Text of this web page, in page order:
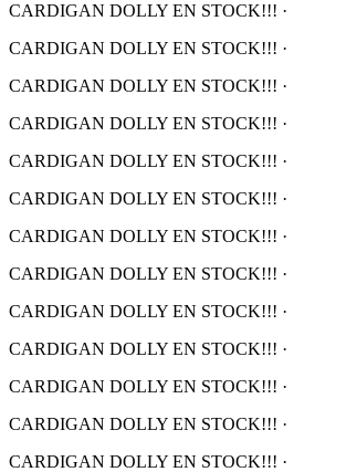
CARDIGAN DOLLY EN STOCK!!! ·
CARDIGAN DOLLY EN STOCK!!! ·
CARDIGAN DOLLY EN STOCK!!! ·
CARDIGAN DOLLY EN STOCK!!! ·
CARDIGAN DOLLY EN STOCK!!! ·
CARDIGAN DOLLY EN STOCK!!! ·
CARDIGAN DOLLY EN STOCK!!! ·
CARDIGAN DOLLY EN STOCK!!! ·
CARDIGAN DOLLY EN STOCK!!! ·
CARDIGAN DOLLY EN STOCK!!! ·
CARDIGAN DOLLY EN STOCK!!! ·
CARDIGAN DOLLY EN STOCK!!! ·
CARDIGAN DOLLY EN STOCK!!! ·